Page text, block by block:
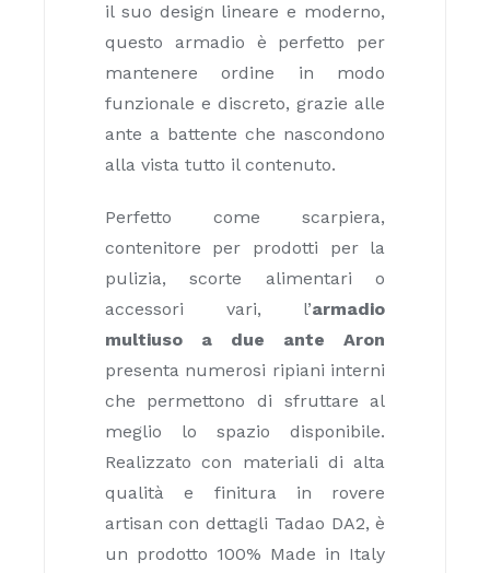
il suo design lineare e moderno,
questo armadio è perfetto per
mantenere ordine in modo
funzionale e discreto, grazie alle
ante a battente che nascondono
alla vista tutto il contenuto.
Perfetto come scarpiera,
contenitore per prodotti per la
pulizia, scorte alimentari o
accessori vari, l’armadio
multiuso a due ante Aron
presenta numerosi ripiani interni
che permettono di sfruttare al
meglio lo spazio disponibile.
Realizzato con materiali di alta
qualità e finitura in rovere
artisan con dettagli Tadao DA2, è
un prodotto 100% Made in Italy